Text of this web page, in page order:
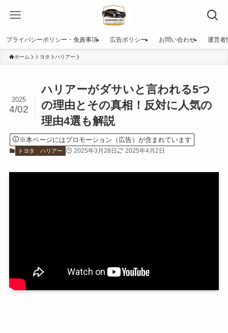
プライバシーポリシー・免責事項 広告ポリシー お問い合わせ 運営者
ホーム トヨタ ハリアー
ハリアーがダサいと言われる5つ
の理由とその真相！反対に人気の
理由4選も解説
2025
4/02
※本ページにはプロモーション（広告）が含まれています
トヨタ ハリアー 2025年3月28日 2025年4月2日